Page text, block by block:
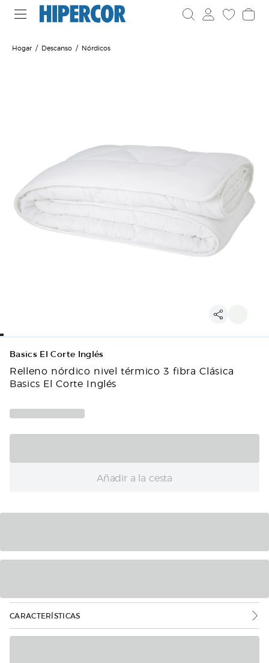
Hogar Descanso Nórdicos
Basics El Corte Inglés
Relleno nórdico nivel térmico 3 fibra Clásica
Basics El Corte Inglés
Añadir a la cesta
CARACTERÍSTICAS